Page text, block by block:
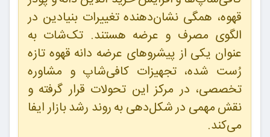
قهوه، همگی نشان‌دهنده تغییرات بنیادین در
الگوی مصرف و عرضه هستند. تک‌شات به
عنوان یکی از پیشروهای عرضه دانه قهوه تازه
رُست شده، تجهیزات کافی‌شاپ و مشاوره
تخصصی، در مرکز این تحولات قرار گرفته و
نقش مهمی در شکل‌دهی به روند رشد بازار ایفا
می‌کند.